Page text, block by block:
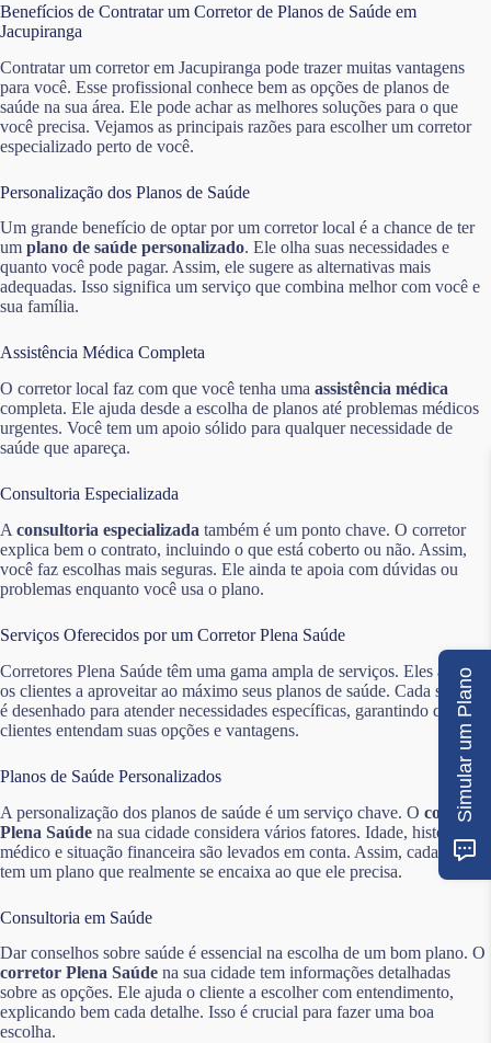
Benefícios de Contratar um Corretor de Planos de Saúde em
Jacupiranga
Contratar um corretor em Jacupiranga pode trazer muitas vantagens
para você. Esse profissional conhece bem as opções de planos de
saúde na sua área. Ele pode achar as melhores soluções para o que
você precisa. Vejamos as principais razões para escolher um corretor
especializado perto de você.
Personalização dos Planos de Saúde
Um grande benefício de optar por um corretor local é a chance de ter
um plano de saúde personalizado. Ele olha suas necessidades e
quanto você pode pagar. Assim, ele sugere as alternativas mais
adequadas. Isso significa um serviço que combina melhor com você e
sua família.
Assistência Médica Completa
O corretor local faz com que você tenha uma assistência médica
completa. Ele ajuda desde a escolha de planos até problemas médicos
urgentes. Você tem um apoio sólido para qualquer necessidade de
saúde que apareça.
Consultoria Especializada
A consultoria especializada também é um ponto chave. O corretor
explica bem o contrato, incluindo o que está coberto ou não. Assim,
você faz escolhas mais seguras. Ele ainda te apoia com dúvidas ou
problemas enquanto você usa o plano.
Serviços Oferecidos por um Corretor Plena Saúde
Corretores Plena Saúde têm uma gama ampla de serviços. Eles ajudam
os clientes a aproveitar ao máximo seus planos de saúde. Cada serviço
é desenhado para atender necessidades específicas, garantindo que os
clientes entendam suas opções e vantagens.
Planos de Saúde Personalizados
A personalização dos planos de saúde é um serviço chave. O corretor
Plena Saúde na sua cidade considera vários fatores. Idade, histórico
médico e situação financeira são levados em conta. Assim, cada cliente
tem um plano que realmente se encaixa ao que ele precisa.
Consultoria em Saúde
Dar conselhos sobre saúde é essencial na escolha de um bom plano. O
corretor Plena Saúde na sua cidade tem informações detalhadas
sobre as opções. Ele ajuda o cliente a escolher com entendimento,
explicando bem cada detalhe. Isso é crucial para fazer uma boa
escolha.
Simular um Plano